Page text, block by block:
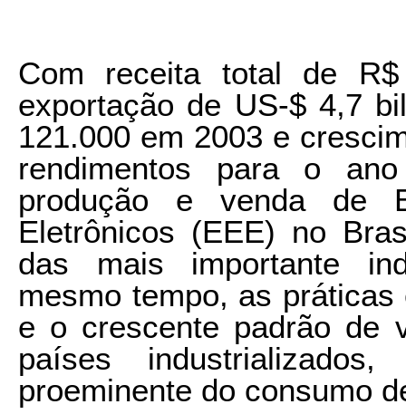
Com receita total de
exportação de US-$ 4,7
121.000 em 2003 e
rendimentos para o
produção e venda de
Eletrônicos (EEE) no
das mais importante
mesmo tempo, as
e o crescente padrão de
países
proeminente do consumo